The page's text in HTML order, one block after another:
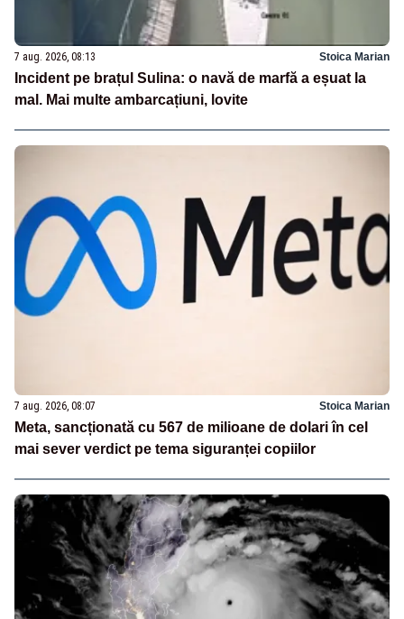
7 aug. 2026, 08:13 Stoica Marian
Incident pe brațul Sulina: o navă de marfă a eșuat la
mal. Mai multe ambarcațiuni, lovite
7 aug. 2026, 08:07 Stoica Marian
Meta, sancționată cu 567 de milioane de dolari în cel
mai sever verdict pe tema siguranței copiilor